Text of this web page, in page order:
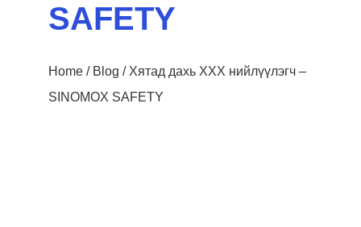
SAFETY
Home / Blog / Хятад дахь ХХХ нийлүүлэгч –
SINOMOX SAFETY